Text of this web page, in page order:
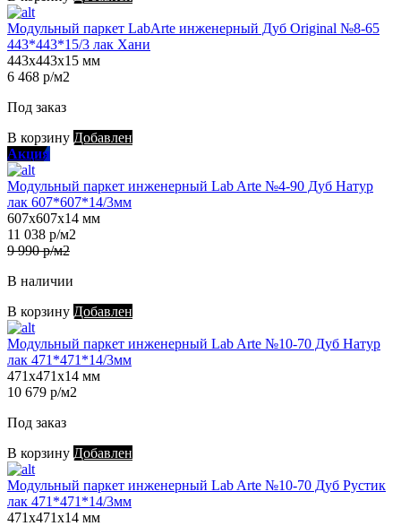
Модульный паркет LabArte инженерный Дуб Original №8-65
443*443*15/3 лак Хани
443х443х15 мм
6 468 р/м2
Под заказ
В корзину Добавлен
Акция
Модульный паркет инженерный Lab Arte №4-90 Дуб Натур
лак 607*607*14/3мм
607х607х14 мм
11 038 р/м2
9 990 р/м2
В наличии
В корзину Добавлен
Модульный паркет инженерный Lab Arte №10-70 Дуб Натур
лак 471*471*14/3мм
471х471х14 мм
10 679 р/м2
Под заказ
В корзину Добавлен
Модульный паркет инженерный Lab Arte №10-70 Дуб Рустик
лак 471*471*14/3мм
471х471х14 мм